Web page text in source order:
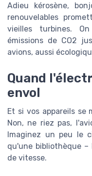
Adieu kérosène,
renouvelables
vieilles turbines.
émissions de CO2
avions, aussi
Quand
envol
Et si vos appareils se
Non, ne riez pas,
Imaginez un peu le
qu'une bibliothèque –
de vitesse.